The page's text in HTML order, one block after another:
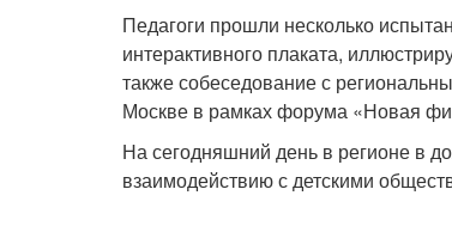
Педагоги прошли несколько
интерактивного плаката,
также собеседование с
Москве в рамках форума «Новая
На сегодняшний день в регионе в
взаимодействию с детскими